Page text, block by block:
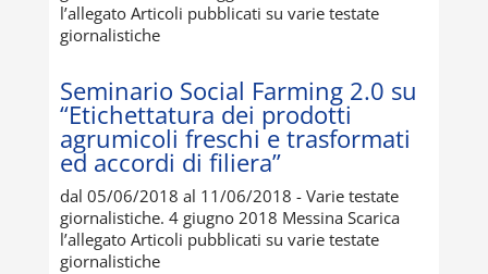
l’allegato Articoli pubblicati su varie testate
giornalistiche
Seminario Social Farming 2.0 su
“Etichettatura dei prodotti
agrumicoli freschi e trasformati
ed accordi di filiera”
dal 05/06/2018 al 11/06/2018 - Varie testate
giornalistiche. 4 giugno 2018 Messina Scarica
l’allegato Articoli pubblicati su varie testate
giornalistiche